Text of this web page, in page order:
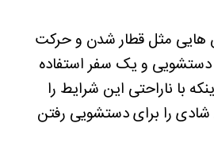
هایی مثل قطار شدن و حرکت
دستشویی و یک سفر استفاده
با ناراحتی این شرایط را
شادی را برای دستشویی رفتن